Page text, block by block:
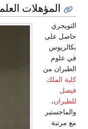
المؤهلات
التويجري
حاصل على
بكالريوس
في علوم
الطيران من
كلية الملك
فيصل
للطيران،
والماجستير
مع مرتبة